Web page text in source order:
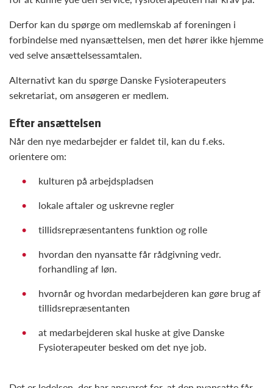
Derfor kan du spørge om medlemskab af foreningen i
forbindelse med nyansættelsen, men det hører ikke hjemme
ved selve ansættelsessamtalen.
Alternativt kan du spørge Danske Fysioterapeuters
sekretariat, om ansøgeren er medlem.
Efter ansættelsen
Når den nye medarbejder er faldet til, kan du f.eks.
orientere om:
kulturen på arbejdspladsen
lokale aftaler og uskrevne regler
tillidsrepræsentantens funktion og rolle
hvordan den nyansatte får rådgivning vedr.
forhandling af løn.
hvornår og hvordan medarbejderen kan gøre brug af
tillidsrepræsentanten
at medarbejderen skal huske at give Danske
Fysioterapeuter besked om det nye job.